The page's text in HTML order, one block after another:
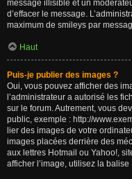
message illisible et un
d’effacer le message.
maximum de smileys par
Haut
Puis-je publier des images ?
Oui, vous pouvez afficher des
l’administrateur a autorisé les
sur le forum. Autrement, vous
public, exemple : http://
lier des images de votre
images placées derrière des
aux lettres Hotmail ou Yahoo!,
afficher l’image, utilisez la balise